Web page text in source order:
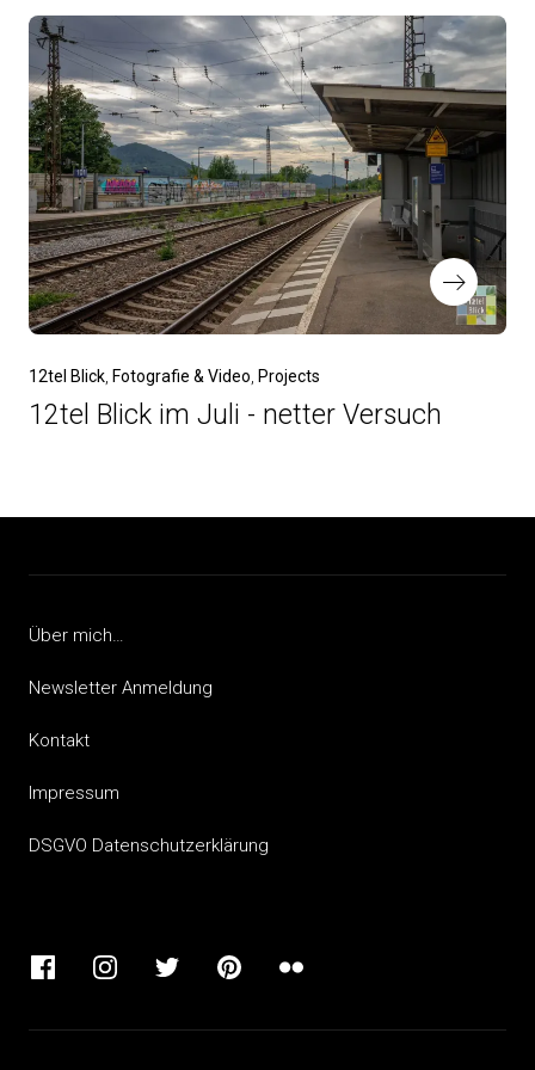
12tel Blick Fotografie & Video Projects
12tel Blick im Juli - netter Versuch
Über mich…
Newsletter Anmeldung
Kontakt
Impressum
DSGVO Datenschutzerklärung